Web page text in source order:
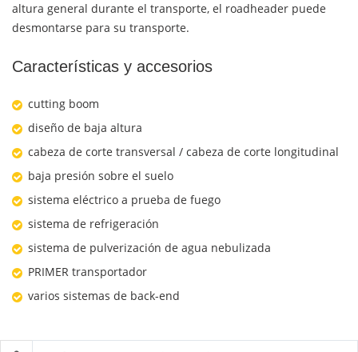
altura general durante el transporte, el roadheader puede
desmontarse para su transporte.
Características y accesorios
cutting boom
diseño de baja altura
cabeza de corte transversal / cabeza de corte longitudinal
baja presión sobre el suelo
sistema eléctrico a prueba de fuego
sistema de refrigeración
sistema de pulverización de agua nebulizada
PRIMER transportador
varios sistemas de back-end